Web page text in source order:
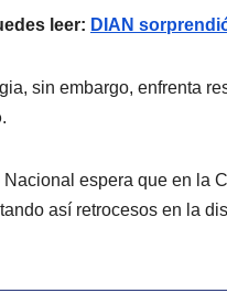
leer: DIAN
sin embargo, enfrenta
.
Nacional espera que en la
así retrocesos en la